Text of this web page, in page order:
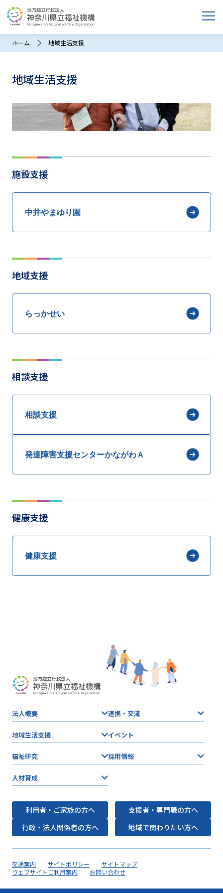
ホーム 地域生活支援
地域生活支援
施設支援
中井やまゆり園
地域支援
らっかせい
相談支援
相談支援
発達障害支援センターかながわＡ
健康支援
健康支援
法人概要
地域生活支援
福祉研究
人材育成
連携・交流
イベント
採用情報
利用者・ご家族の方へ
支援者・専門職の方へ
行政・法人関係者の方へ
地域で関わりたい方へ
交通案内 サイトポリシー
サイトマップ
ウェブサイトご利用案内
お問い合わせ